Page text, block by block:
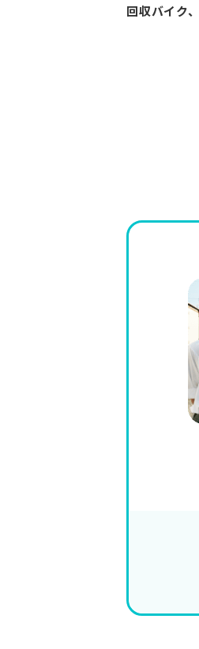
回収バイク